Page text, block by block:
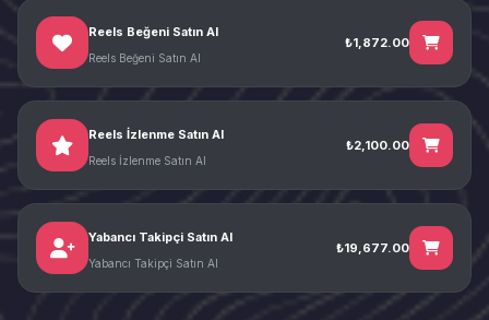
Reels Beğeni Satın Al
Reels Beğeni Satın Al
₺1,872.00
Reels İzlenme Satın Al
Reels İzlenme Satın Al
₺2,100.00
Yabancı Takipçi Satın Al
Yabancı Takipçi Satın Al
₺19,677.00